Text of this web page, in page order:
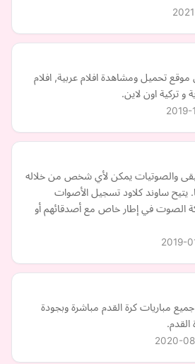
تحميل ومشاهدة افلام عربية, افلام
و تركية اون لاين.
2019-
والصوتيات يمكن لأي شخص من خلاله
يتيح ساوند كلاود تسجيل الأصوات
الصوت في إطار خاص مع أصدقائهم أو
2019-
مباريات كرة القدم مباشرة وبجودة
القدم.
2020-